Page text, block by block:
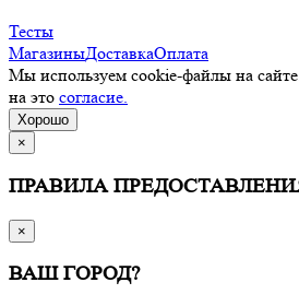
Тесты
МагазиныДоставкаОплата
Мы используем cookie-файлы на
на это согласие.
Хорошо
×
ПРАВИЛА
×
ВАШ ГОРОД?